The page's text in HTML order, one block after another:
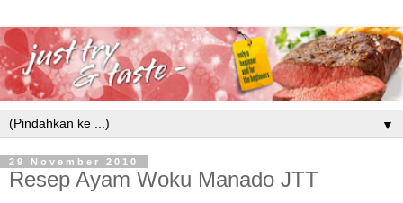
▼
29 November 2010
Resep Ayam Woku Manado JTT